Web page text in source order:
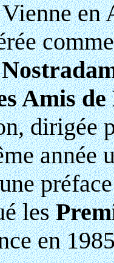
Amis
dirigée
année
les
en